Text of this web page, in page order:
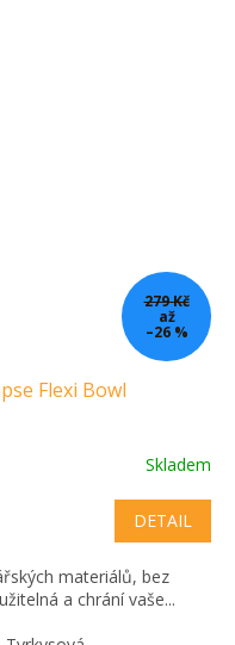
279 Kč
až
–26 %
Flexi Bowl
Skladem
DETAIL
materiálů, bez
a chrání vaše...